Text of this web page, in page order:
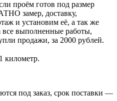
проём готов под размер
замер, доставку,
и установим её, а так же
все выполненные работы,
продажи, за 2000 рублей.
километр.
под заказ, срок поставки —